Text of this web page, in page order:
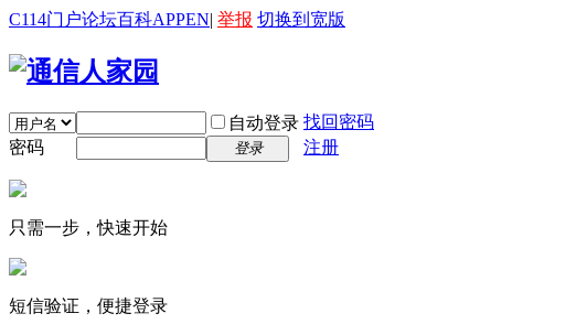
C114门户论坛百科APPEN| 举报 切换到宽版
自动登录 找回密码
密码
登录 注册
只需一步，快速开始
短信验证，便捷登录